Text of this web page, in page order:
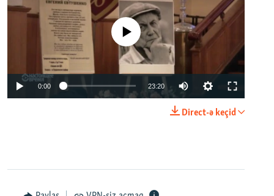
No media source currently available
0:00 23:20
Direct-ə keçid